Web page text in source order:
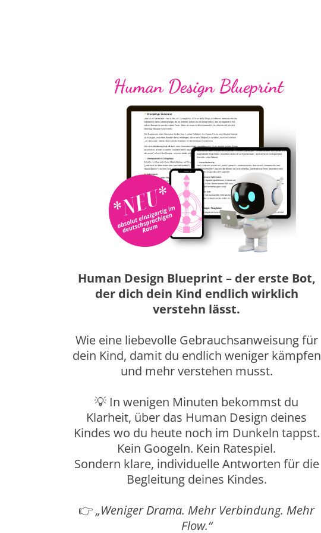
Human Design Blueprint – der erste Bot,
der dich dein Kind endlich wirklich
verstehn lässt.
Wie eine liebevolle Gebrauchsanweisung für
dein Kind, damit du endlich weniger kämpfen
und mehr verstehen musst.
💡 In wenigen Minuten bekommst du
Klarheit, über das Human Design deines
Kindes wo du heute noch im Dunkeln tappst.
Kein Googeln. Kein Ratespiel.
Sondern klare, individuelle Antworten für die
Begleitung deines Kindes.
👉„Weniger Drama. Mehr Verbindung. Mehr
Flow.“